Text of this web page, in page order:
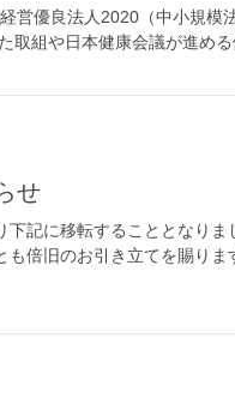
営優良法人2020（中小規模
取組や日本健康会議が進め
せ
記に移転することとなり
倍旧のお引き立てを賜りま